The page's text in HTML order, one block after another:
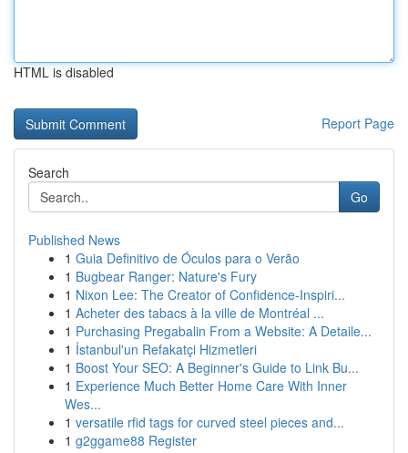
HTML is disabled
Report Page
Search
Go
Published News
1 Guia Definitivo de Óculos para o Verão
1 Bugbear Ranger: Nature's Fury
1 Nixon Lee: The Creator of Confidence-Inspiri...
1 Acheter des tabacs à la ville de Montréal ...
1 Purchasing Pregabalin From a Website: A Detaile...
1 İstanbul'un Refakatçi Hizmetleri
1 Boost Your SEO: A Beginner's Guide to Link Bu...
1 Experience Much Better Home Care With Inner
Wes...
1 versatile rfid tags for curved steel pieces and...
1 g2ggame88 Register